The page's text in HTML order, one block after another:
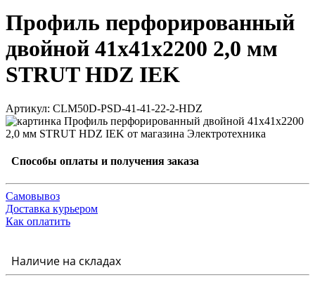
Профиль перфорированный
двойной 41х41х2200 2,0 мм
STRUT HDZ IEK
Артикул: CLM50D-PSD-41-41-22-2-HDZ
Способы оплаты и получения заказа
Самовывоз
Доставка курьером
Как оплатить
Наличие на складах